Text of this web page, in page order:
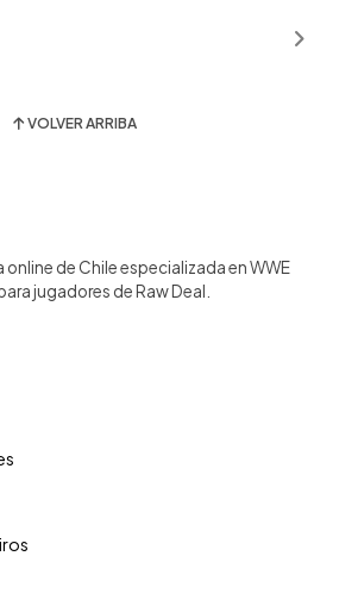
VOLVER ARRIBA
de Chile especializada en WWE
jugadores de Raw Deal.